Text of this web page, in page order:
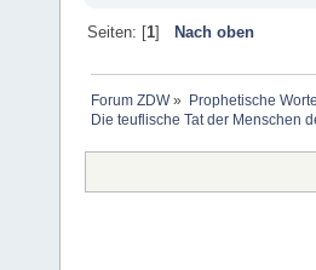
Seiten: [1] Nach oben
Forum ZDW» Prophetische
Die teuflische Tat der Menschen